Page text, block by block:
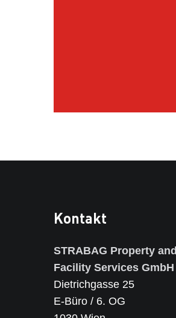
Kontakt
STRABAG Property and
Facility Services GmbH
Dietrichgasse 25
E-Büro / 6. OG